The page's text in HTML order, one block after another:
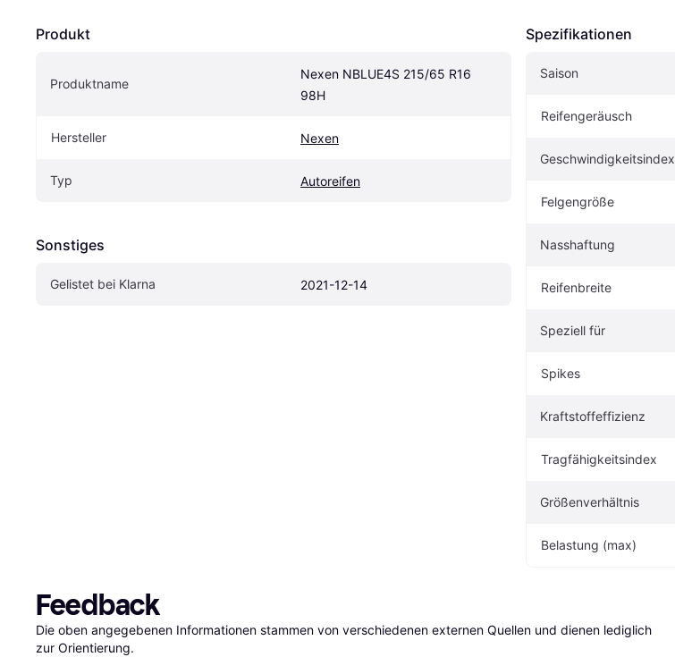
Produkt
Produktname
Nexen NBLUE4S 215/65 R16
98H
Hersteller Nexen
Typ Autoreifen
Sonstiges
Gelistet bei Klarna 2021-12-14
Spezifikationen
Saison
Reifengeräusch
Geschwindigkeitsindex
Felgengröße
Nasshaftung
Reifenbreite
Speziell für
Spikes
Kraftstoffeffizienz
Tragfähigkeitsindex
Größenverhältnis
Belastung (max)
Feedback
Die oben angegebenen Informationen stammen von verschiedenen externen Quellen und dienen lediglich
zur Orientierung.